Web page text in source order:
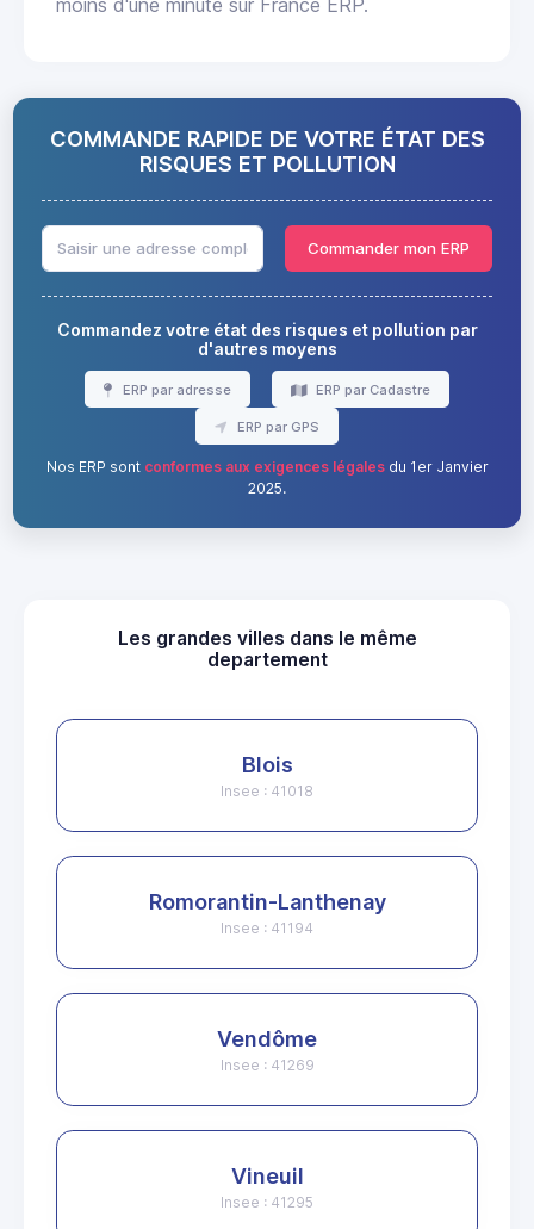
COMMANDE RAPIDE DE VOTRE ÉTAT DES
RISQUES ET POLLUTION
Commander mon ERP
Commandez votre état des risques et pollution par
d'autres moyens
ERP par adresse ERP par Cadastre
ERP par GPS
Nos ERP sont conformes aux exigences légalesdu 1er Janvier
2025.
Les grandes villes dans le même
departement
Blois
Insee : 41018
Romorantin-Lanthenay
Insee : 41194
Vendôme
Insee : 41269
Vineuil
Insee : 41295